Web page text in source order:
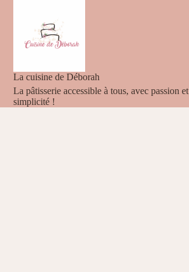
La cuisine de Déborah
La pâtisserie accessible à tous, avec passion et
simplicité !